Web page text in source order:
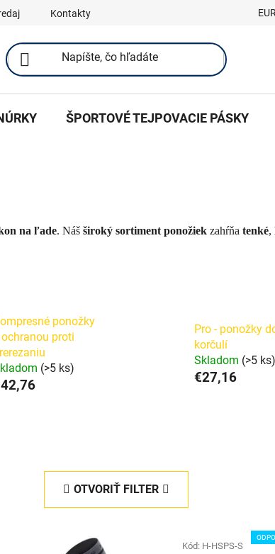
Kontakty EUR
ŠPORTOVÉ TEJPOVACIE PÁSKY
na ľade. Náš široký sortiment ponožiek zahŕňa tenké,
ponožky
proti
(>5 ks)
Pro - ponožky
korčulí
Skladom (>5 ks)
€27,16
OTVORIŤ FILTER
Kód: H-HSPS-S